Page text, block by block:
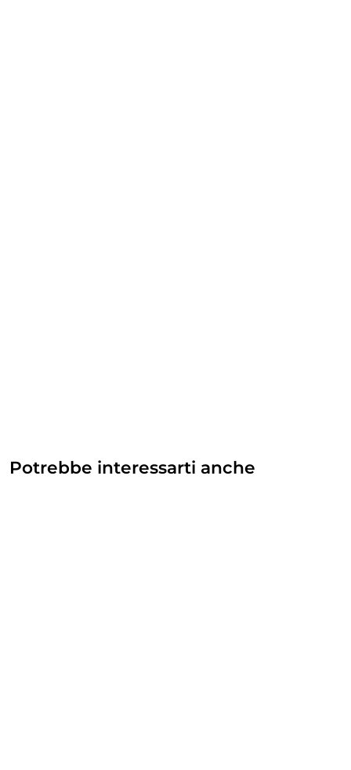
Potrebbe interessarti anche